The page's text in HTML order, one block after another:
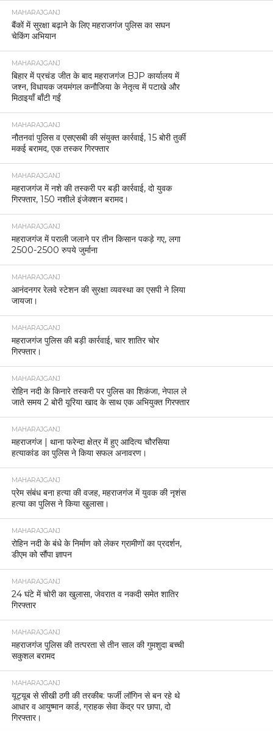
MAHARAJGANJ
बैंकों में सुरक्षा बढ़ाने के लिए महराजगंज पुलिस का सघन
चेकिंग अभियान
MAHARAJGANJ
बिहार में प्रचंड जीत के बाद महराजगंज BJP कार्यालय में
जश्न, विधायक जयमंगल कनौजिया के नेतृत्व में पटाखे और
मिठाइयाँ बाँटी गईं
MAHARAJGANJ
नौतनवां पुलिस व एसएसबी की संयुक्त कार्रवाई, 15 बोरी तुर्की
मकई बरामद, एक तस्कर गिरफ्तार
MAHARAJGANJ
महराजगंज में नशे की तस्करी पर बड़ी कार्रवाई, दो युवक
गिरफ्तार, 150 नशीले इंजेक्शन बरामद।
MAHARAJGANJ
महराजगंज में पराली जलाने पर तीन किसान पकड़े गए, लगा
2500-2500 रुपये जुर्माना
MAHARAJGANJ
आनंदनगर रेलवे स्टेशन की सुरक्षा व्यवस्था का एसपी ने लिया
जायजा।
MAHARAJGANJ
महराजगंज पुलिस की बड़ी कार्रवाई, चार शातिर चोर
गिरफ्तार।
MAHARAJGANJ
रोहिन नदी के किनारे तस्करी पर पुलिस का शिकंजा, नेपाल ले
जाते समय 2 बोरी यूरिया खाद के साथ एक अभियुक्त गिरफ्तार
MAHARAJGANJ
महराजगंज | थाना फरेन्दा क्षेत्र में हुए आदित्य चौरसिया
हत्याकांड का पुलिस ने किया सफल अनावरण।
MAHARAJGANJ
प्रेम संबंध बना हत्या की वजह, महराजगंज में युवक की नृशंस
हत्या का पुलिस ने किया खुलासा।
MAHARAJGANJ
रोहिन नदी के बंधे के निर्माण को लेकर ग्रामीणों का प्रदर्शन,
डीएम को सौंपा ज्ञापन
MAHARAJGANJ
24 घंटे में चोरी का खुलासा, जेवरात व नकदी समेत शातिर
गिरफ्तार
MAHARAJGANJ
महराजगंज पुलिस की तत्परता से तीन साल की गुमशुदा बच्ची
सकुशल बरामद
MAHARAJGANJ
यूट्यूब से सीखी ठगी की तरकीब: फर्जी लॉगिन से बन रहे थे
आधार व आयुष्मान कार्ड, ग्राहक सेवा केंद्र पर छापा, दो
गिरफ्तार।